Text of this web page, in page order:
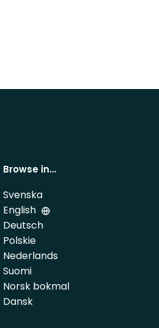
Browse in…
Svenska
English
Deutsch
Polskie
Nederlands
Suomi
Norsk bokmal
Dansk